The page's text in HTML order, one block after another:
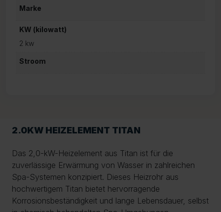
Marke
KW (kilowatt)
2 kw
Stroom
2.0KW HEIZELEMENT TITAN
Das 2,0-kW-Heizelement aus Titan ist für die
zuverlässige Erwärmung von Wasser in zahlreichen
Spa-Systemen konzipiert. Dieses Heizrohr aus
hochwertigem Titan bietet hervorragende
Korrosionsbeständigkeit und lange Lebensdauer, selbst